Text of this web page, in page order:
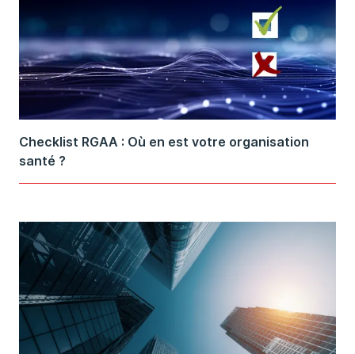
Checklist RGAA : Où en est votre organisation
santé ?